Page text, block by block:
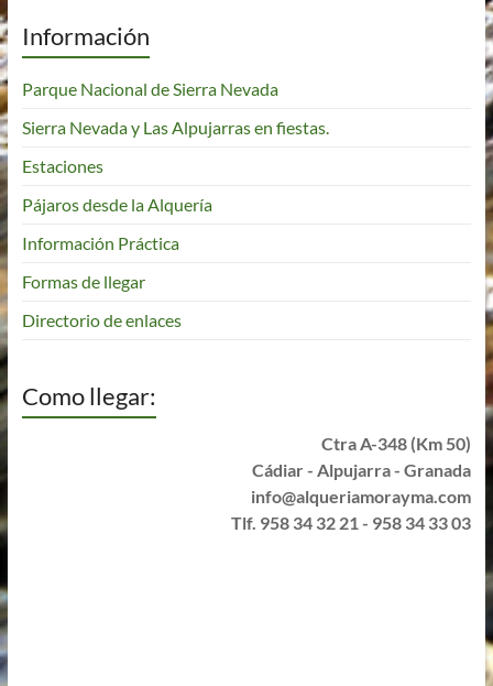
Información
Parque Nacional de Sierra Nevada
Sierra Nevada y Las Alpujarras en fiestas.
Estaciones
Pájaros desde la Alquería
Información Práctica
Formas de llegar
Directorio de enlaces
Como llegar:
Ctra A-348 (Km 50)
Cádiar - Alpujarra - Granada
info@alqueriamorayma.com
Tlf. 958 34 32 21 - 958 34 33 03